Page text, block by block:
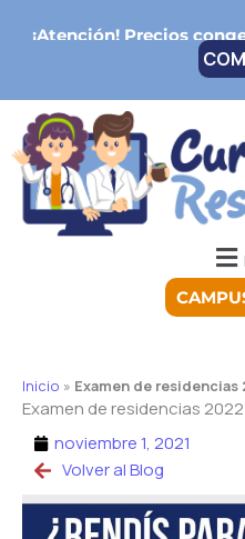
¡Atención!Precios
Inicio » Examen de residencias
Examen de residencias 2022
noviembre 1, 2021
Volver al Blog